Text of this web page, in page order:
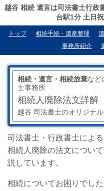
越谷 相続 遺言は司法書士行政
台駅1分 土日
トップ 相続手続・遺産整理
事務所紹介
相続・遺言・相続放棄など
士事務所
相続人廃除法文詳解
越谷 司法書士のオリジナ
司法書士・行政書士によ
相続人廃除の法文につい
説しています。
相続についてお困りでし